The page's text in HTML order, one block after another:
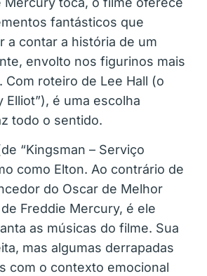
fantásticos que
a contar a história de um
envolto nos figurinos mais
Com roteiro de Lee Hall (o
Elliot”), é uma escolha
todo o sentido.
“Kingsman – Serviço
como Elton. Ao contrário de
do Oscar de Melhor
Freddie Mercury, é ele
as músicas do filme. Sua
mas algumas derrapadas
com o contexto emocional